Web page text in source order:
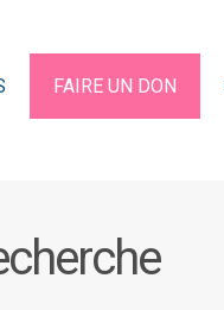
FAIRE UN DON